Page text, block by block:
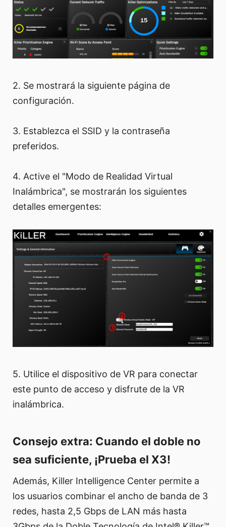
2. Se mostrará la siguiente página de
configuración.
3. Establezca el SSID y la contraseña
preferidos.
4. Active el "Modo de Realidad Virtual
Inalámbrica", se mostrarán los siguientes
detalles emergentes:
5. Utilice el dispositivo de VR para conectar
este punto de acceso y disfrute de la VR
inalámbrica.
Consejo extra: Cuando el doble no
sea suficiente, ¡Prueba el X3!
Además, Killer Intelligence Center permite a
los usuarios combinar el ancho de banda de 3
redes, hasta 2,5 Gbps de LAN más hasta